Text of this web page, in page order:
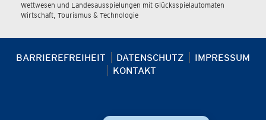
Wettwesen und Landesausspielungen mit Glücksspielautomaten
Wirtschaft, Tourismus & Technologie
BARRIEREFREIHEIT DATENSCHUTZ
IMPRESSUM
KONTAKT